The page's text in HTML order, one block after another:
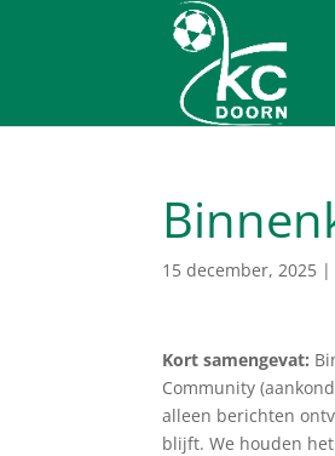
15 december, 2025 |
Kort samengevat:
Community
alleen berichten
blijft. We houden